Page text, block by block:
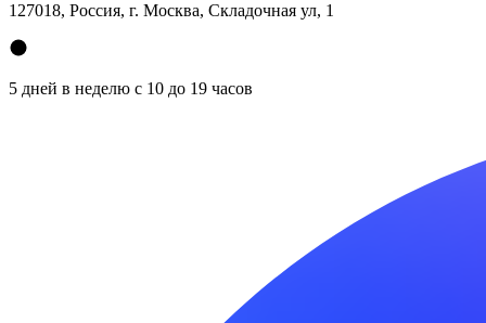
127018, Россия, г. Москва, Складочная ул, 1
5 дней в неделю с 10 до 19 часов